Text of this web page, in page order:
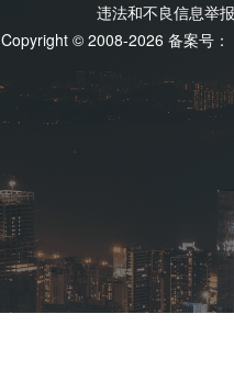
违法和不良信息举
Copyright © 2008-2026 备案号：